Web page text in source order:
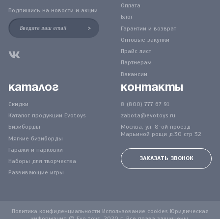
Подпишись на новости и акции
>
Оплата
Блог
Гарантии и возврат
Оптовые закупки
Прайс лист
Партнерам
Вакансии
Каталог
Скидки
Каталог продукции Evotoys
Бизиборды
Мягкие бизиборды
Гаражи и парковки
Наборы для творчества
Развивающие игры
Контакты
8 (800) 777 67 91
zabota@evotoys.ru
Москва, ул. 8-ой проезд
Марьиной рощи д.30 стр 32
ЗАКАЗАТЬ ЗВОНОК
Политика конфиденциальности Использование cookies Юридическая